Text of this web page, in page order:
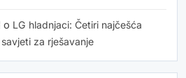
o LG hladnjaci: Četiri najčešća
za rješavanje